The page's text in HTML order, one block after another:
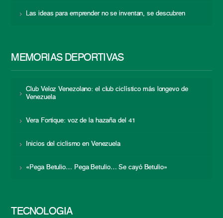
Las ideas para emprender no se inventan, se descubren
MEMORIAS DEPORTIVAS
Club Veloz Venezolano: el club ciclístico más longevo de
Venezuela
Vera Fortique: voz de la hazaña del 41
Inicios del ciclismo en Venezuela
«Pega Betulio… Pega Betulio… Se cayó Betulio»
TECNOLOGÍA